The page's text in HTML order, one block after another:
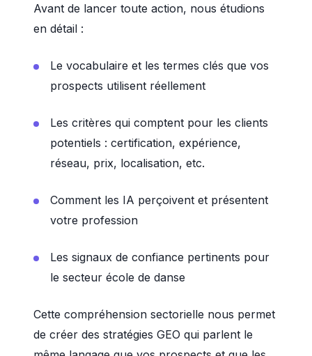
Avant de lancer toute action, nous étudions
en détail :
Le vocabulaire et les termes clés que vos
prospects utilisent réellement
Les critères qui comptent pour les clients
potentiels : certification, expérience,
réseau, prix, localisation, etc.
Comment les IA perçoivent et présentent
votre profession
Les signaux de confiance pertinents pour
le secteur école de danse
Cette compréhension sectorielle nous permet
de créer des stratégies GEO qui parlent le